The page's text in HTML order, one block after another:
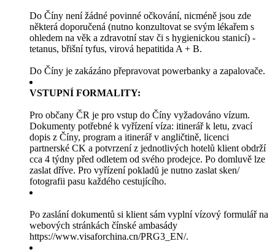
Do Číny není žádné povinné očkování, nicméně jsou zde
některá doporučená (nutno konzultovat se svým lékařem s
ohledem na věk a zdravotní stav či s hygienickou stanicí) -
tetanus, břišní tyfus, virová hepatitida A + B.
Do Číny je zakázáno přepravovat powerbanky a zapalovače.
VSTUPNÍ FORMALITY:
Pro občany ČR je pro vstup do Číny vyžadováno vízum.
Dokumenty potřebné k vyřízení víza: itinerář k letu, zvací
dopis z Číny, program a itinerář v angličtině, licenci
partnerské CK a potvrzení z jednotlivých hotelů klient obdrží
cca 4 týdny před odletem od svého prodejce. Po domluvě lze
zaslat dříve. Pro vyřízení pokladů je nutno zaslat sken/
fotografii pasu každého cestujícího.
Po zaslání dokumentů si klient sám vyplní vízový formulář na
webových stránkách čínské ambasády
https://www.visaforchina.cn/PRG3_EN/.